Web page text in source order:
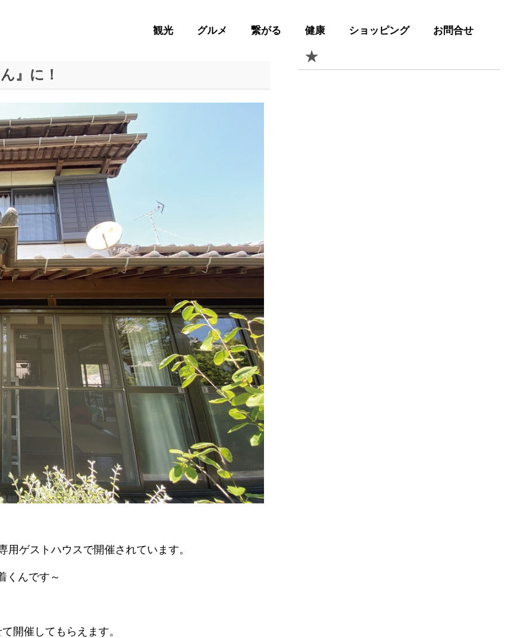
観光 グルメ 繋がる 健康 ショッピング
お問合せ
』に！
ゲストハウスで開催されています。
くんです～
開催してもらえます。
★